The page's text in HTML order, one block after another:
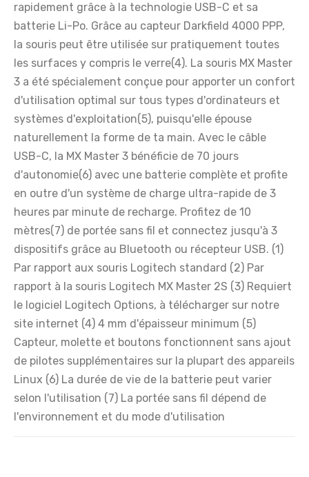
rapidement grâce à la technologie USB-C et sa
batterie Li-Po. Grâce au capteur Darkfield 4000 PPP,
la souris peut être utilisée sur pratiquement toutes
les surfaces y compris le verre(4). La souris MX Master
3 a été spécialement conçue pour apporter un confort
d'utilisation optimal sur tous types d'ordinateurs et
systèmes d'exploitation(5), puisqu'elle épouse
naturellement la forme de ta main. Avec le câble
USB-C, la MX Master 3 bénéficie de 70 jours
d'autonomie(6) avec une batterie complète et profite
en outre d'un système de charge ultra-rapide de 3
heures par minute de recharge. Profitez de 10
mètres(7) de portée sans fil et connectez jusqu'à 3
dispositifs grâce au Bluetooth ou récepteur USB. (1)
Par rapport aux souris Logitech standard (2) Par
rapport à la souris Logitech MX Master 2S (3) Requiert
le logiciel Logitech Options, à télécharger sur notre
site internet (4) 4 mm d'épaisseur minimum (5)
Capteur, molette et boutons fonctionnent sans ajout
de pilotes supplémentaires sur la plupart des appareils
Linux (6) La durée de vie de la batterie peut varier
selon l'utilisation (7) La portée sans fil dépend de
l'environnement et du mode d'utilisation